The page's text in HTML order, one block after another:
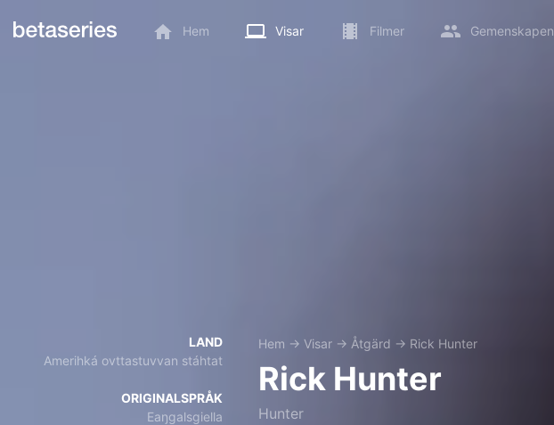
Hem Visar Filmer Gemenskapen
LAND
Amerihká ovttastuvvan stáhtat
ORIGINALSPRÅK
Eaŋgalsgiella
Hem → Visar → Åtgärd → Rick Hunter
Rick Hunter
Hunter